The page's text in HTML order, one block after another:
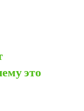
это